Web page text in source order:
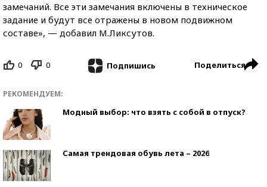
замечаний. Все эти замечания включены в техническое
задание и будут все отражены в новом подвижном
составе», — добавил М.Ликсутов.
0 0 Подпишись Поделиться
РЕКОМЕНДУЕМ:
Модный выбор: что взять с собой в отпуск?
Самая трендовая обувь лета – 2026